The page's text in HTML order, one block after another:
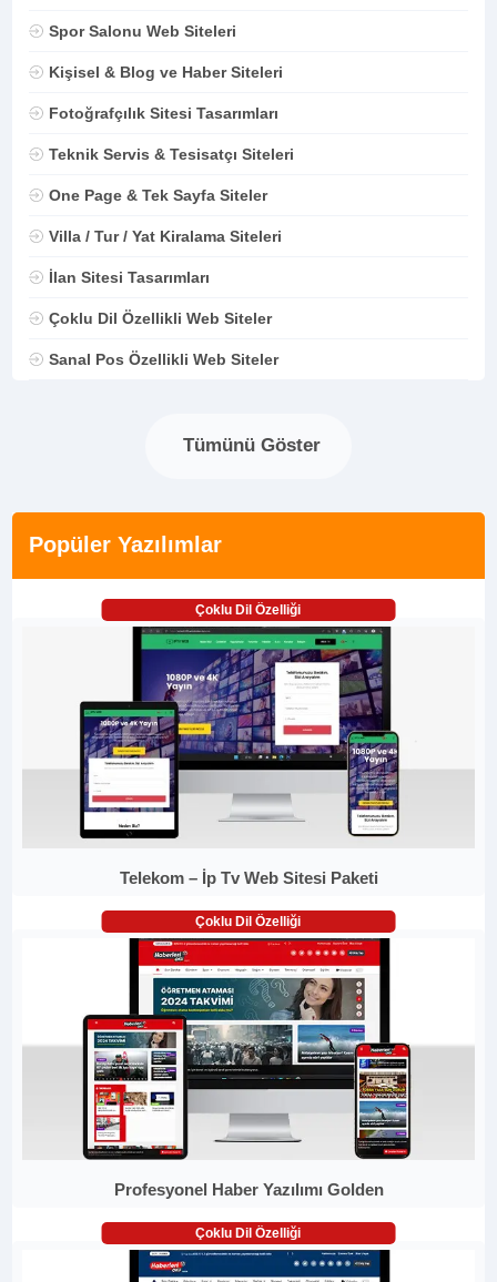
Spor Salonu Web Siteleri
Kişisel & Blog ve Haber Siteleri
Fotoğrafçılık Sitesi Tasarımları
Teknik Servis & Tesisatçı Siteleri
One Page & Tek Sayfa Siteler
Villa / Tur / Yat Kiralama Siteleri
İlan Sitesi Tasarımları
Çoklu Dil Özellikli Web Siteler
Sanal Pos Özellikli Web Siteler
Tümünü Göster
Popüler Yazılımlar
Çoklu Dil Özelliği
Telekom – İp Tv Web Sitesi Paketi
Çoklu Dil Özelliği
Profesyonel Haber Yazılımı Golden
Çoklu Dil Özelliği